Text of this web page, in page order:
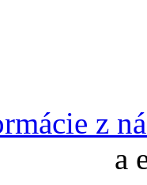
z
a